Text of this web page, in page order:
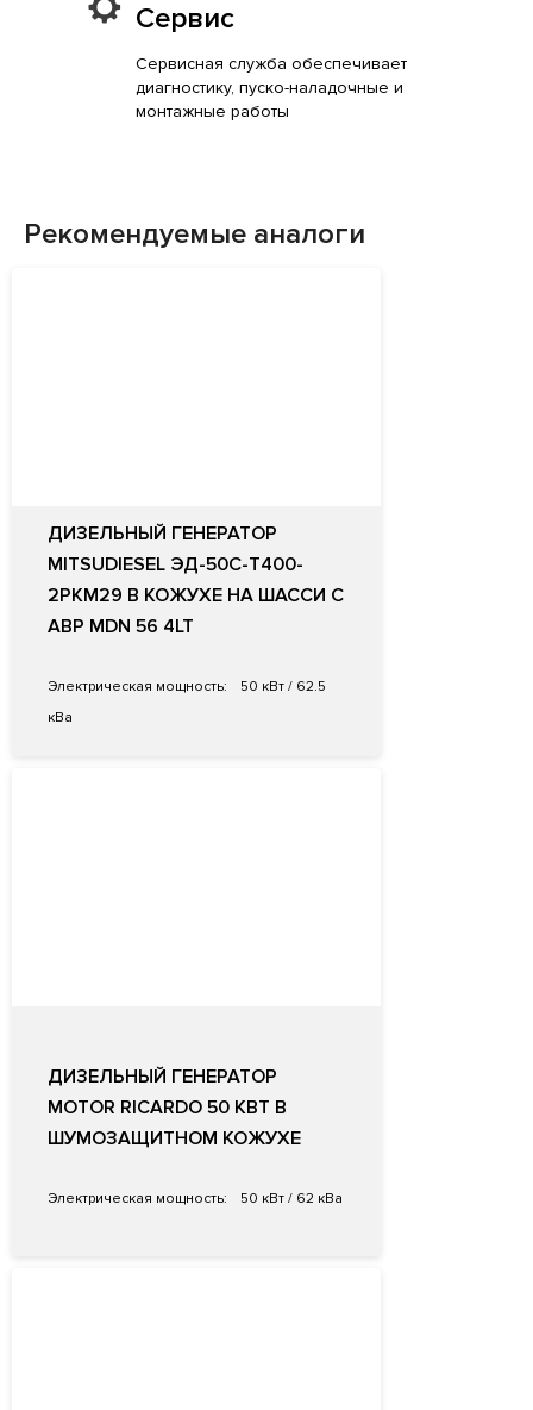
Сервис
Сервисная служба обеспечивает
диагностику, пуско-наладочные и
монтажные работы
Рекомендуемые аналоги
ДИЗЕЛЬНЫЙ ГЕНЕРАТОР
MITSUDIESEL ЭД-50С-Т400-
2РКМ29 В КОЖУХЕ НА ШАССИ С
АВР MDN 56 4LT
Электрическая мощность:
50 кВт / 62.5
кВа
ДИЗЕЛЬНЫЙ ГЕНЕРАТОР
MOTOR RICARDO 50 КВТ В
ШУМОЗАЩИТНОМ КОЖУХЕ
Электрическая мощность: 50 кВт / 62 кВа